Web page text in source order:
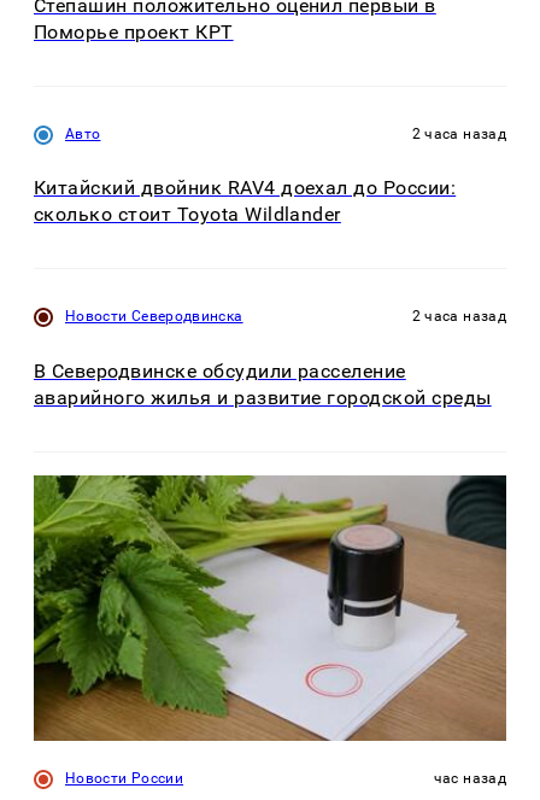
Степашин положительно оценил первый в
Поморье проект КРТ
Авто 2 часа назад
Китайский двойник RAV4 доехал до России:
сколько стоит Toyota Wildlander
Новости Северодвинска 2 часа назад
В Северодвинске обсудили расселение
аварийного жилья и развитие городской среды
Новости России час назад